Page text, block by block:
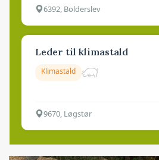
6392, Bolderslev
Leder til klimastald
Klimastald
9670, Løgstør